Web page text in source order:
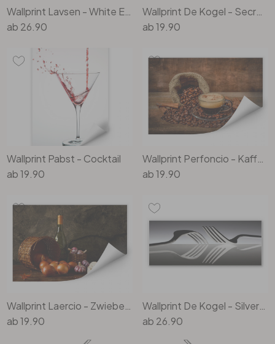
ab 26.90
ab19.90
Wallprint Pabst - Cocktail
ab19.90
ab19.90
ab19.90
ab 26.90